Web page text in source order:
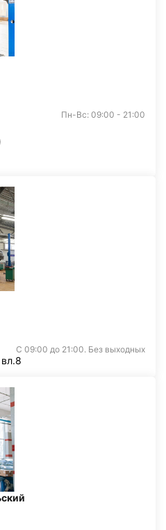
Пн-Вс: 09:00 - 21:00
С 09:00 до 21:00. Без выходных